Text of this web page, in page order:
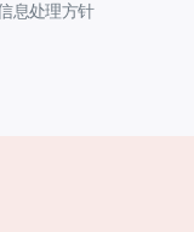
息处理方针